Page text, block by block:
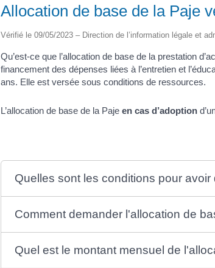
Allocation de base de la Paje
Vérifié le 09/05/2023 – Direction de l’information légale et
Qu’est-ce que l’allocation de base de la prestation
financement des dépenses liées à l’entretien et
ans. Elle est versée sous conditions de ressources.
L’allocation de base de la Paje en cas d’adoption
Quelles sont les conditions pour
Comment demander l'allocation de
Quel est le montant mensuel de